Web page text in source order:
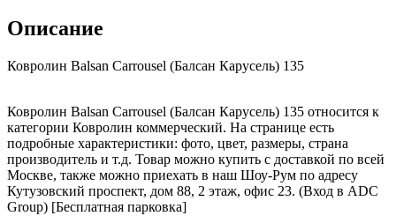
Описание
Ковролин Balsan Carrousel (Балсан Карусель) 135
Ковролин Balsan Carrousel (Балсан Карусель) 135 относится к
категории Ковролин коммерческий. На странице есть
подробные характеристики: фото, цвет, размеры, страна
производитель и т.д. Товар можно купить с доставкой по всей
Москве, также можно приехать в наш Шоу-Рум по адресу
Кутузовский проспект, дом 88, 2 этаж, офис 23. (Вход в ADC
Group) [Бесплатная парковка]